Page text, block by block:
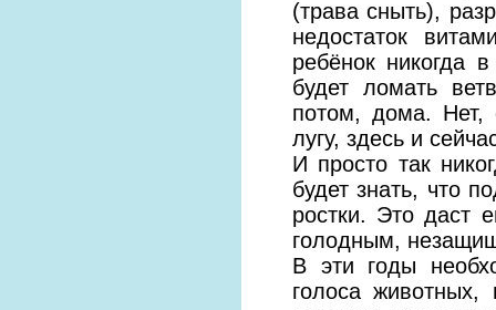
(трава сныть),
недостаток
ребёнок никогда
будет ломать
потом, дома. Нет,
лугу, здесь и
И просто так
будет знать, что
ростки. Это даст
голодным,
В эти годы
голоса